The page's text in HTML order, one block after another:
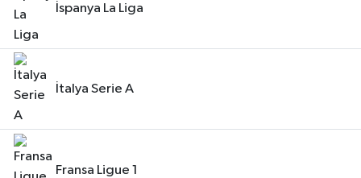
İspanya La Liga
İtalya Serie A
Fransa Ligue 1